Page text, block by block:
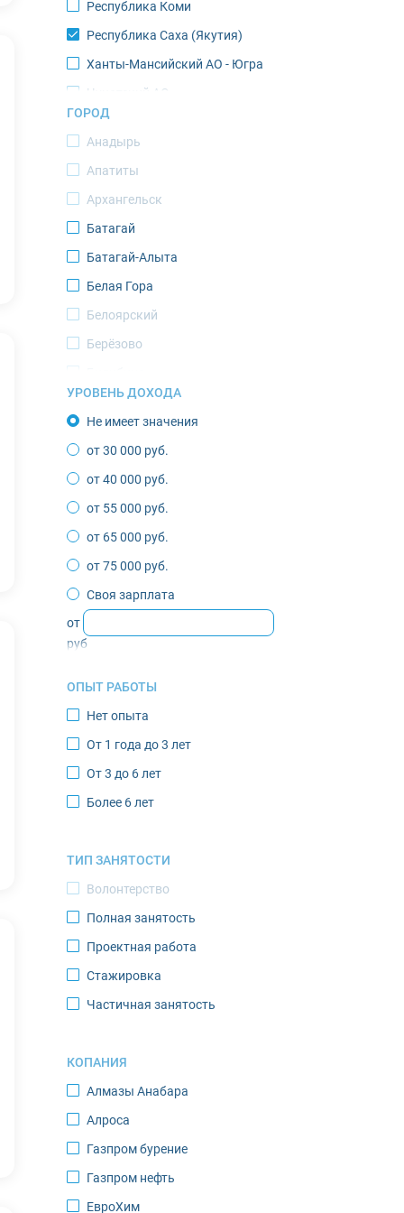
Республика Коми
Республика Саха (Якутия)
Ханты-Мансийский АО - Югра
Чукотский АО
Ямало-Ненецкий АО
ГОРОД
Анадырь
Апатиты
Архангельск
Батагай
Батагай-Алыта
Белая Гора
Белоярский
Берёзово
Верхоянск
Воркута
Губкинский
Депутатский
Жиганск
Зырянка
Игарка
Инта
Казачье
Кировск
Костомукша
Лабытнанги
Мончегорск
Муравленко
Нарьян-Мар
Новодвинск
Новый Уренгой
Норильск
Ноябрьск
Оленегорск
Певек
Салехард
Саскылах
Северодвинск
Североморск
Среднеколымск
УРОВЕНЬ ДОХОДА
Не имеет значения
от 30 000 руб.
от 40 000 руб.
от 55 000 руб.
от 65 000 руб.
от 75 000 руб.
Своя зарплата
от
руб
ОПЫТ РАБОТЫ
Нет опыта
От 1 года до 3 лет
От 3 до 6 лет
Более 6 лет
ТИП ЗАНЯТОСТИ
Волонтерство
Полная занятость
Проектная работа
Стажировка
Частичная занятость
КОПАНИЯ
Алмазы Анабара
Алроса
Газпром бурение
Газпром нефть
ЕвроХим